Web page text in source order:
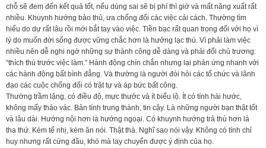
chỗ sẽ đem đến kết quả tốt, nếu dùng sai sẽ bị phí thì giờ và mất năng xuất rất
nhiều. Khuynh hướng bảo thủ, ưa chống đối các việc cải cách. Thường tìm
hiểu do dự rất lâu rồi mới bắt tay vào việc. Tiền bạc rất quan trọng đối với họ vì
lý do muốn đời sống được vững chắc hơn là hưởng lạc thú. Vì phải làm việc
nhiều nên dễ nghi ngờ những sự thành công dễ dàng và phải đổi chủ trương:
“thích thú trước việc làm.” Hành động chín chắn nhưng lại phản ứng nhanh với
các hành động bất bình đẳng. Và thường là người đòi hỏi các tổ chức và lãnh
đạo các cuộc chống đối có trật tự và áp bức bất công.
Thường trầm lặng, có điều độ, mực thước và ít biểu lộ. Ít có tính hài hước,
không mấy tháo vác. Bản tính trung thành, tin cậy. Là những người bạn thật tốt
và lâu dài. Hướng nội hơn là hướng ngoại. Có khuynh hướng trả thù hơn là
tha thứ. Kém tế nhị, kém ăn nói. Thật thà. Nghĩ sao nói vậy. Không có tính chỉ
huy nhưng rất cứng đầu, khó mà lay chuyển được ý định của họ.